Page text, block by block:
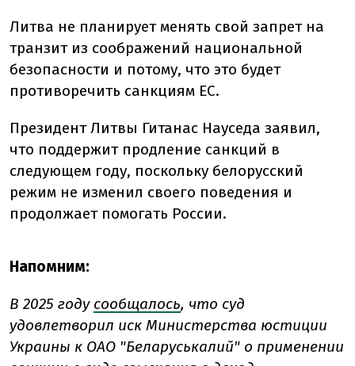
Литва не планирует менять свой запрет на
транзит из соображений национальной
безопасности и потому, что это будет
противоречить санкциям ЕС.
Президент Литвы Гитанас Науседа заявил,
что поддержит продление санкций в
следующем году, поскольку белорусский
режим не изменил своего поведения и
продолжает помогать России.
Напомним:
В 2025 году сообщалось, что суд
удовлетворил иск Министерства юстиции
Украины к ОАО "Беларуськалий" о применении